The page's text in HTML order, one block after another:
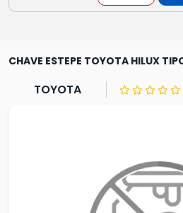
CHAVE ESTEPE TOYOTA HILUX
TOYOTA